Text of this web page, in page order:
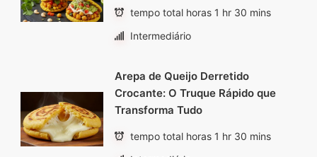
tempo total horas 1 hr 30 mins
Intermediário
Arepa de Queijo Derretido
Crocante: O Truque Rápido que
Transforma Tudo
tempo total horas 1 hr 30 mins